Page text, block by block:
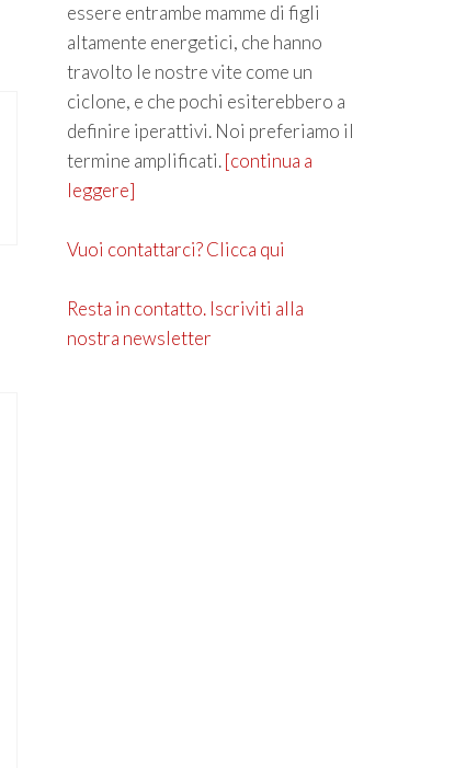
essere entrambe mamme di figli
altamente energetici, che hanno
travolto le nostre vite come un
ciclone, e che pochi esiterebbero a
definire iperattivi. Noi preferiamo il
termine amplificati.[continua a
leggere]
Vuoi contattarci? Clicca qui
Resta in contatto. Iscriviti alla
nostra newsletter